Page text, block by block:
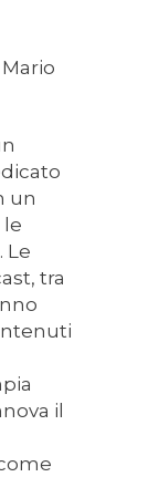
un
le
Le
tra
il